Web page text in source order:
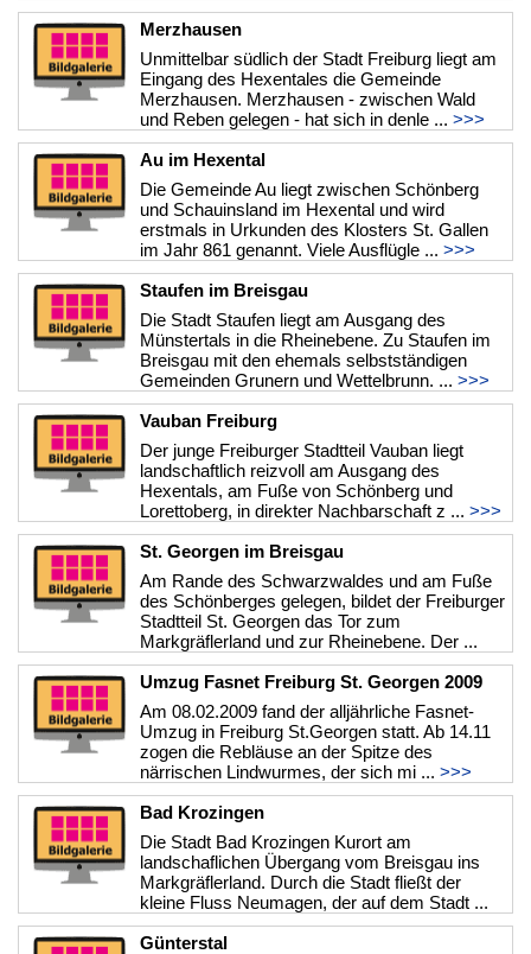
Merzhausen
Unmittelbar südlich der Stadt Freiburg liegt am
Eingang des Hexentales die Gemeinde
Merzhausen. Merzhausen - zwischen Wald
und Reben gelegen - hat sich in denle ... >>>
Au im Hexental
Die Gemeinde Au liegt zwischen Schönberg
und Schauinsland im Hexental und wird
erstmals in Urkunden des Klosters St. Gallen
im Jahr 861 genannt. Viele Ausflügle ... >>>
Staufen im Breisgau
Die Stadt Staufen liegt am Ausgang des
Münstertals in die Rheinebene. Zu Staufen im
Breisgau mit den ehemals selbstständigen
Gemeinden Grunern und Wettelbrunn. ... >>>
Vauban Freiburg
Der junge Freiburger Stadtteil Vauban liegt
landschaftlich reizvoll am Ausgang des
Hexentals, am Fuße von Schönberg und
Lorettoberg, in direkter Nachbarschaft z ... >>>
St. Georgen im Breisgau
Am Rande des Schwarzwaldes und am Fuße
des Schönberges gelegen, bildet der Freiburger
Stadtteil St. Georgen das Tor zum
Markgräflerland und zur Rheinebene. Der ...
>>>
Umzug Fasnet Freiburg St. Georgen 2009
Am 08.02.2009 fand der alljährliche Fasnet-
Umzug in Freiburg St.Georgen statt. Ab 14.11
zogen die Rebläuse an der Spitze des
närrischen Lindwurmes, der sich mi ... >>>
Bad Krozingen
Die Stadt Bad Krozingen Kurort am
landschaflichen Übergang vom Breisgau ins
Markgräflerland. Durch die Stadt fließt der
kleine Fluss Neumagen, der auf dem Stadt ...
>>>
Günterstal